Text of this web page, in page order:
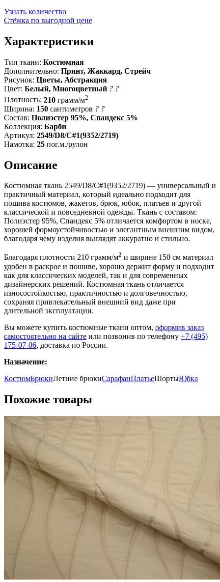
Узнать количество
Стёжка по выгодной цене
Характеристики
Тип ткани: Костюмная
Дополнительно: Принт, Жаккард, Стрейч
Рисунок: Цветы, Абстракция
Цвет: Белый, Многоцветный ? ?
Плотность: 210 грамм/м2
Ширина: 150 сантиметров ? ?
Состав: Полиэстер 95%, Спандекс 5%
Коллекция: Барби
Артикул: 2549/D8/C#1(9352/2719)
Намотка: 25 пог.м./рулон
Описание
Костюмная ткань 2549/D8/C#1(9352/2719) — универсальный и
практичный материал, который идеально подходит для
пошива костюмов, жакетов, брюк, юбок, платьев и другой
классической и повседневной одежды. Ткань с составом:
Полиэстер 95%, Спандекс 5% отличается комфортом в носке,
хорошей формоустойчивостью и элегантным внешним видом,
благодаря чему изделия выглядят аккуратно и стильно.
Благодаря плотности 210 грамм/м2 и ширине 150 см материал
удобен в раскрое и пошиве, хорошо держит форму и подходит
как для классических моделей, так и для современных
дизайнерских решений. Костюмная ткань отличается
износостойкостью, практичностью и долговечностью,
сохраняя привлекательный внешний вид даже при
длительной эксплуатации.
Вы можете купить костюмные ткани оптом, оформив заказ
самостоятельно на сайте или позвонив по телефону +7 (495)
175-07-06, доставка по России.
Назначение:
КостюмБрюкиЛетние брюкиСарафанПлатьеШортыЮбка
Похожие товары